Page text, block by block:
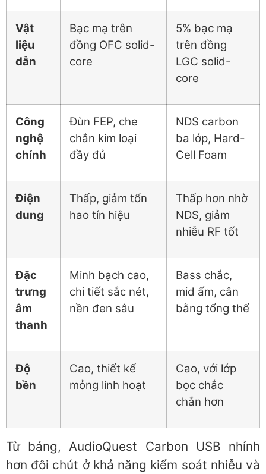
Vật
liệu
dẫn
Bạc mạ trên
đồng OFC solid-
core
5% bạc mạ
trên đồng
LGC solid-
core
Công
nghệ
chính
Đùn FEP, che
chắn kim loại
đầy đủ
NDS carbon
ba lớp, Hard-
Cell Foam
Điện
dung
Thấp, giảm tổn
hao tín hiệu
Thấp hơn nhờ
NDS, giảm
nhiễu RF tốt
Đặc
trưng
âm
thanh
Minh bạch cao,
chi tiết sắc nét,
nền đen sâu
Bass chắc,
mid ấm, cân
bằng tổng thể
Độ
bền
Cao, thiết kế
mỏng linh hoạt
Cao, với lớp
bọc chắc
chắn hơn
Từ bảng, AudioQuest Carbon USB nhỉnh
hơn đôi chút ở khả năng kiểm soát nhiễu và